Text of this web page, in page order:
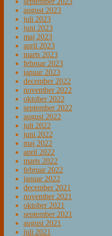
august 2023
juli 2023
juni 2023
maj 2023
april 2023
marts 2023
februar 2023
januar 2023
december 2022
november 2022
oktober 2022
september 2022
august 2022
juli 2022
juni 2022
maj 2022
april 2022
marts 2022
februar 2022
januar 2022
december 2021
november 2021
oktober 2021
september 2021
august 2021
juli 2021